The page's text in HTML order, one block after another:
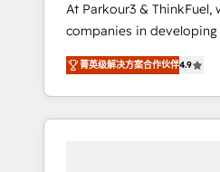
data migration Custom AI
Operations API integrations AI-ready Website
design Let’s turn your CRM into your growth
engine!
At Parkour3 & ThinkFuel,
companies in
strategies by leveraging
automating their
processes to generate
spans from Strategy to
菁英级解决方案合作伙伴4.9